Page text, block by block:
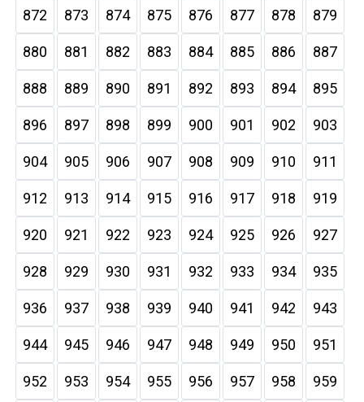
872 873 874 875 876 877 878 879
880 881 882 883 884 885 886 887
888 889 890 891 892 893 894 895
896 897 898 899 900 901 902 903
904 905 906 907 908 909 910 911
912 913 914 915 916 917 918 919
920 921 922 923 924 925 926 927
928 929 930 931 932 933 934 935
936 937 938 939 940 941 942 943
944 945 946 947 948 949 950 951
952 953 954 955 956 957 958 959